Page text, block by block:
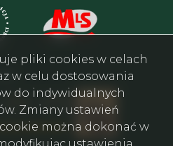
pliki cookies w celach
w celu dostosowania
do indywidualnych
Zmiany ustawień
można dokonać w
ustawienia